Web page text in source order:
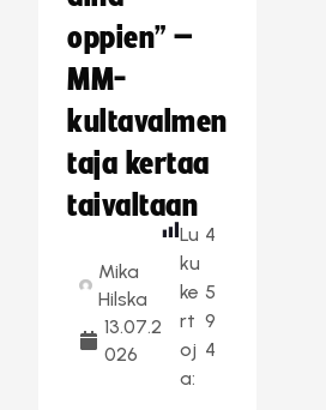
oppien” –
MM-
kultavalmen
taja kertaa
taivaltaan
Mika
Hilska
13.07.2
026
Lu
ku
ke
rt
oj
a:
4
5
9
4